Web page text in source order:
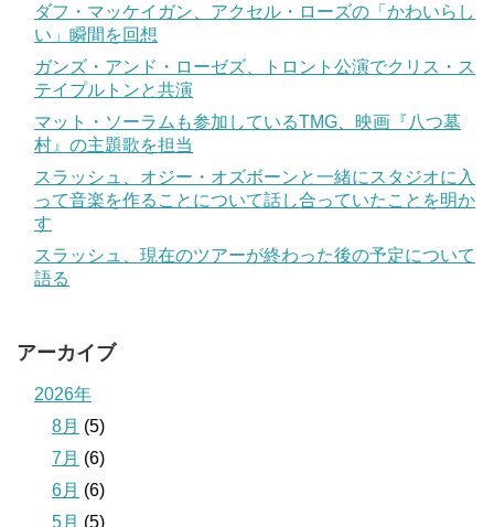
ダフ・マッケイガン、アクセル・ローズの「かわいらし
い」瞬間を回想
ガンズ・アンド・ローゼズ、トロント公演でクリス・ス
テイプルトンと共演
マット・ソーラムも参加しているTMG、映画『八つ墓
村』の主題歌を担当
スラッシュ、オジー・オズボーンと一緒にスタジオに入
って音楽を作ることについて話し合っていたことを明か
す
スラッシュ、現在のツアーが終わった後の予定について
語る
アーカイブ
2026年
8月 (5)
7月 (6)
6月 (6)
5月 (5)